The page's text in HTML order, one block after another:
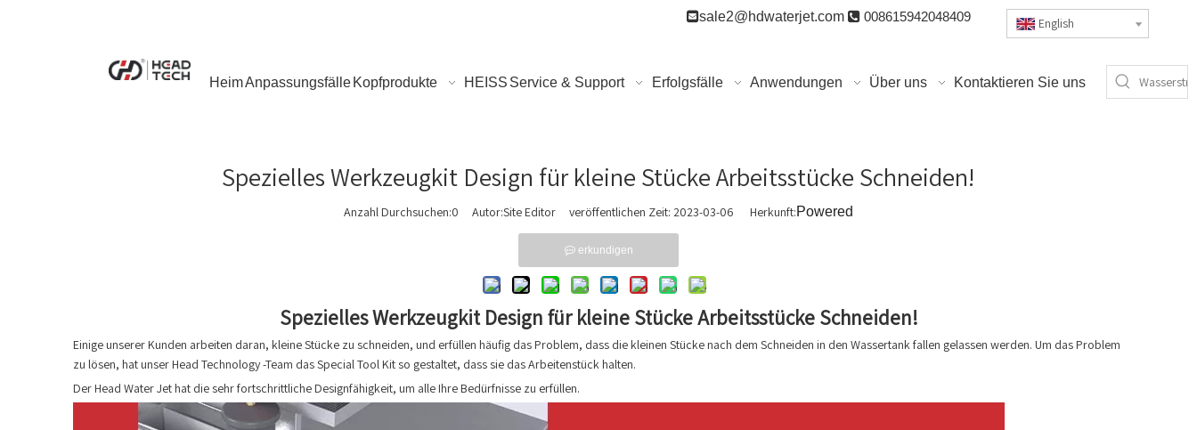
sale2@hdwaterjet.com  008615942048409 English
HeimAnpassungsfälle Kopfprodukte HEISS Service & Support Erfolgsfälle Anwendungen Über uns Kontaktieren Sie uns
Spezielles Werkzeugkit Design für kleine Stücke Arbeitsstücke Schneiden!
Anzahl Durchsuchen:0 Autor:Site Editor veröffentlichen Zeit: 2023-03-06 Herkunft:Powered
erkundigen
Spezielles Werkzeugkit Design für kleine Stücke Arbeitsstücke Schneiden!
Einige unserer Kunden arbeiten daran, kleine Stücke zu schneiden, und erfüllen häufig das Problem, dass die kleinen Stücke nach dem Schneiden in den Wassertank fallen gelassen werden. Um das Problem
zu lösen, hat unser Head Technology -Team das Special Tool Kit so gestaltet, dass sie das Arbeitenstück halten.
Der Head Water Jet hat die sehr fortschrittliche Designfähigkeit, um alle Ihre Bedürfnisse zu erfüllen.